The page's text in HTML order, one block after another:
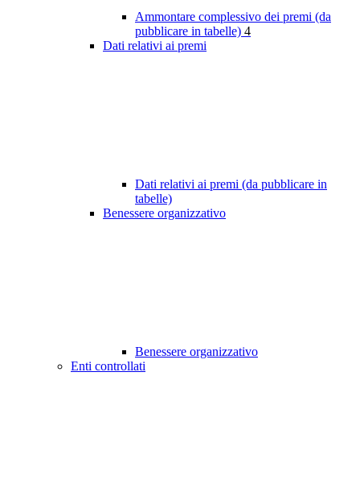
Ammontare complessivo dei premi (da
pubblicare in tabelle) 4
Dati relativi ai premi
Dati relativi ai premi (da pubblicare in
tabelle)
Benessere organizzativo
Benessere organizzativo
Enti controllati